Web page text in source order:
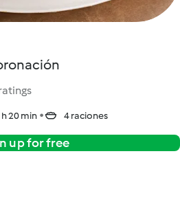
20 min 4 raciones
up for free